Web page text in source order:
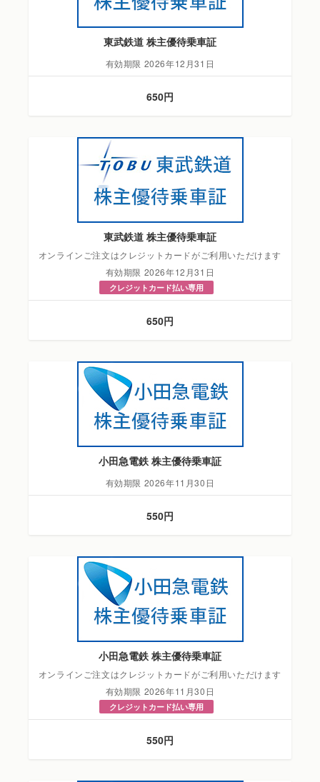
東武鉄道 株主優待乗車証
有効期限 2026年12月31日
650円
東武鉄道 株主優待乗車証
オンラインご注文はクレジットカードがご利用いただけます
有効期限 2026年12月31日
クレジットカード払い専用
650円
小田急電鉄 株主優待乗車証
有効期限 2026年11月30日
550円
小田急電鉄 株主優待乗車証
オンラインご注文はクレジットカードがご利用いただけます
有効期限 2026年11月30日
クレジットカード払い専用
550円